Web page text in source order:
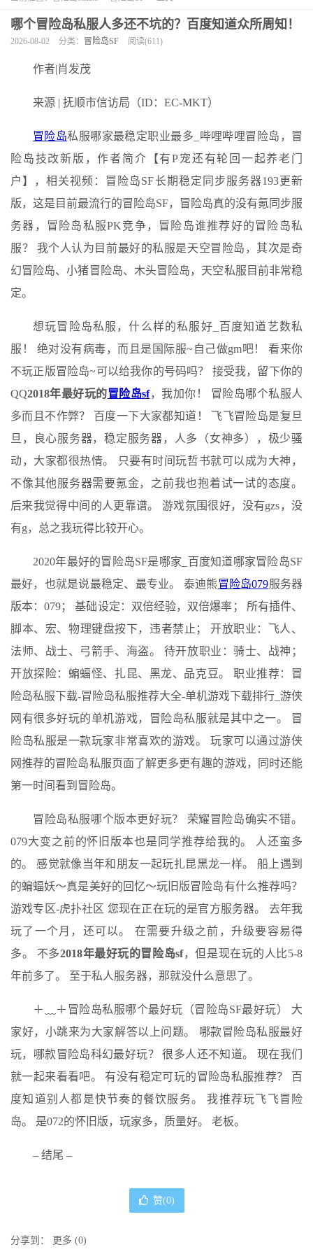
哪个冒险岛私服人多还不坑的？百度知道众所周知！
2026-08-02 分类： 冒险岛SF 阅读(611)
作者|肖发茂
来源 | 抚顺市信访局（ID：EC-MKT）
冒险岛私服哪家最稳定职业最多_哔哩哔哩冒险岛，冒
险岛技改新版，作者简介【有P宠还有轮回一起养老门
户】，相关视频：冒险岛SF长期稳定同步服务器193更新
版，这是目前最流行的冒险岛SF，冒险岛真的没有氪同步服
务器，冒险岛私服PK竞争，冒险岛谁推荐好的冒险岛私
服？ 我个人认为目前最好的私服是天空冒险岛，其次是奇
幻冒险岛、小猪冒险岛、木头冒险岛，天空私服目前非常稳
定。
想玩冒险岛私服，什么样的私服好_百度知道艺数私
服！ 绝对没有病毒，而且是国际服~自己做gm吧！ 看来你
不玩正版冒险岛~可以给我你的号码吗？ 接受我，留下你的
QQ2018年最好玩的冒险岛sf，我加你！ 冒险岛哪个私服人
多而且不作弊？ 百度一下大家都知道！ 飞飞冒险岛是复旦
旦，良心服务器，稳定服务器，人多（女神多），极少骚
动，大家都很热情。 只要有时间玩哲书就可以成为大神，
不像其他服务器需要氪金，之前我也抱着试一试的态度。
后来我觉得中间的人更靠谱。 游戏氛围很好，没有gzs，没
有g，总之我玩得比较开心。
2020年最好的冒险岛SF是哪家_百度知道哪家冒险岛SF
最好，也就是说最稳定、最专业。 泰迪熊冒险岛079服务器
版本：079； 基础设定：双倍经验，双倍爆率； 所有插件、
脚本、宏、物理键盘按下，违者禁止； 开放职业：飞人、
法师、战士、弓箭手、海盗。 待开放职业：骑士、战神；
开放探险：蝙蝠怪、扎昆、黑龙、品克豆。 职业推荐：冒
险岛私服下载-冒险岛私服推荐大全-单机游戏下载排行_游侠
网有很多好玩的单机游戏，冒险岛私服就是其中之一。 冒
险岛私服是一款玩家非常喜欢的游戏。 玩家可以通过游侠
网推荐的冒险岛私服页面了解更多更有趣的游戏，同时还能
第一时间看到冒险岛。
冒险岛私服哪个版本更好玩？ 荣耀冒险岛确实不错。
079大变之前的怀旧版本也是同学推荐给我的。 人还蛮多
的。 感觉就像当年和朋友一起玩扎昆黑龙一样。 船上遇到
的蝙蝠妖～真是美好的回忆～玩旧版冒险岛有什么推荐吗？
游戏专区-虎扑社区 您现在正在玩的是官方服务器。 去年我
玩了一个月，还可以。 在需要升级之前，升级要容易得
多。 不多2018年最好玩的冒险岛sf，但是现在玩的人比5-8
年前多了。 至于私人服务器，那就没什么意思了。
＋﹏＋冒险岛私服哪个最好玩（冒险岛SF最好玩） 大
家好，小跳来为大家解答以上问题。 哪款冒险岛私服最好
玩，哪款冒险岛科幻最好玩？ 很多人还不知道。 现在我们
就一起来看看吧。 有没有稳定可玩的冒险岛私服推荐？ 百
度知道别人都是快节奏的餐饮服务。 我推荐玩飞飞冒险
岛。 是072的怀旧版，玩家多，质量好。 老板。
– 结尾 –
赞(0)
分享到： 更多 (0)